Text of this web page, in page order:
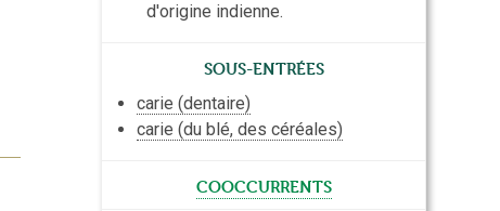
d'origine indienne.
Sous-entrées
carie (dentaire)
carie (du blé, des céréales)
cooccurrents